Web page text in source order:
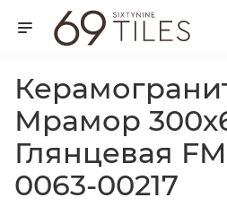
Мрамор
Глянцевая
0063-00217